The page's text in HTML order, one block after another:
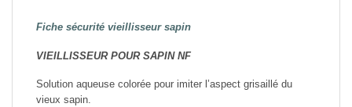
Fiche sécurité vieillisseur sapin
VIEILLISSEUR POUR SAPIN NF
Solution aqueuse colorée pour imiter l’aspect grisaillé du
vieux sapin.